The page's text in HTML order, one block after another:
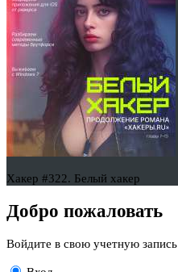
Хакер #322. Белый хакер
Добро пожаловать
Войдите в свою учетную запись